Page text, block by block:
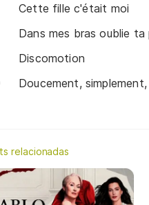
Cette fille c'était moi
Dans mes bras oublie ta
Discomotion
Doucement,
relacionadas